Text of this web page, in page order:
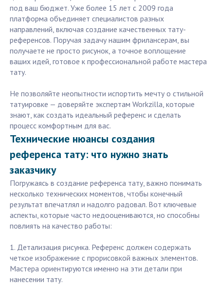
под ваш бюджет. Уже более 15 лет с 2009 года
платформа объединяет специалистов разных
направлений, включая создание качественных тату-
референсов. Поручая задачу нашим фрилансерам, вы
получаете не просто рисунок, а точное воплощение
ваших идей, готовое к профессиональной работе мастера
тату.
Не позволяйте неопытности испортить мечту о стильной
татуировке — доверяйте экспертам Workzilla, которые
знают, как создать идеальный референс и сделать
процесс комфортным для вас.
Технические нюансы создания
референса тату: что нужно знать
заказчику
Погружаясь в создание референса тату, важно понимать
несколько технических моментов, чтобы конечный
результат впечатлял и надолго радовал. Вот ключевые
аспекты, которые часто недооцениваются, но способны
повлиять на качество работы:
1. Детализация рисунка. Референс должен содержать
четкое изображение с прорисовкой важных элементов.
Мастера ориентируются именно на эти детали при
нанесении тату.